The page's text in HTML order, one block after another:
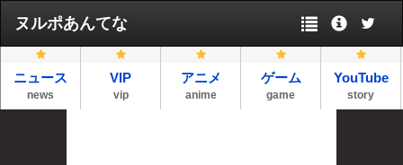
ヌルポあんてな
ニュース
news
VIP
vip
アニメ
anime
ゲーム
game
YouTube
story